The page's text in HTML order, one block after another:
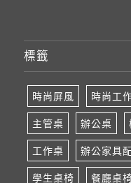
標籤
時尚屏風 時尚工
主管桌 辦公桌
工作桌 辦公家具
學生桌椅 餐廳桌